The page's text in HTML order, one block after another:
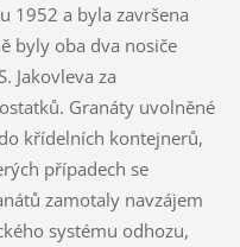
1952 a byla završena
byly oba dva nosiče
Jakovleva za
Granáty uvolněné
křídelních kontejnerů,
případech se
zamotaly navzájem
systému odhozu,